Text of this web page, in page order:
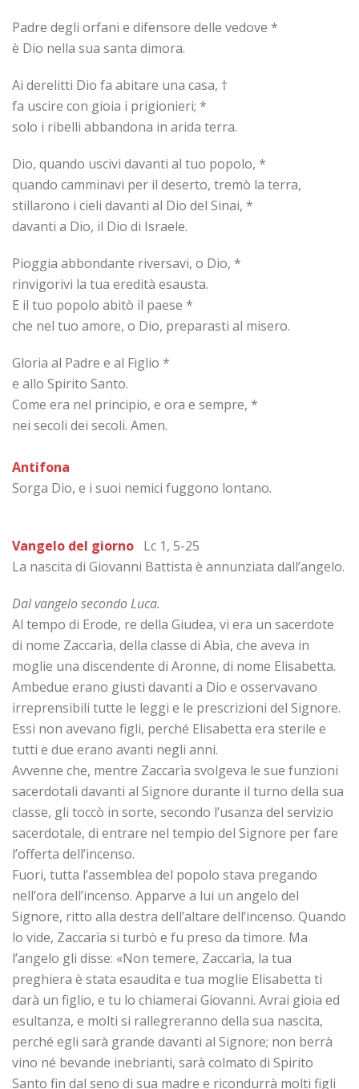
Padre degli orfani e difensore delle vedove *
è Dio nella sua santa dimora.
Ai derelitti Dio fa abitare una casa, †
fa uscire con gioia i prigionieri; *
solo i ribelli abbandona in arida terra.
Dio, quando uscivi davanti al tuo popolo, *
quando camminavi per il deserto, tremò la terra,
stillarono i cieli davanti al Dio del Sinai, *
davanti a Dio, il Dio di Israele.
Pioggia abbondante riversavi, o Dio, *
rinvigorivi la tua eredità esausta.
E il tuo popolo abitò il paese *
che nel tuo amore, o Dio, preparasti al misero.
Gloria al Padre e al Figlio *
e allo Spirito Santo.
Come era nel principio, e ora e sempre, *
nei secoli dei secoli. Amen.
Antifona
Sorga Dio, e i suoi nemici fuggono lontano.
Vangelo del giorno Lc 1, 5-25
La nascita di Giovanni Battista è annunziata dall’angelo.
Dal vangelo secondo Luca.
Al tempo di Erode, re della Giudea, vi era un sacerdote
di nome Zaccarìa, della classe di Abìa, che aveva in
moglie una discendente di Aronne, di nome Elisabetta.
Ambedue erano giusti davanti a Dio e osservavano
irreprensibili tutte le leggi e le prescrizioni del Signore.
Essi non avevano figli, perché Elisabetta era sterile e
tutti e due erano avanti negli anni.
Avvenne che, mentre Zaccarìa svolgeva le sue funzioni
sacerdotali davanti al Signore durante il turno della sua
classe, gli toccò in sorte, secondo l’usanza del servizio
sacerdotale, di entrare nel tempio del Signore per fare
l’offerta dell’incenso.
Fuori, tutta l’assemblea del popolo stava pregando
nell’ora dell’incenso. Apparve a lui un angelo del
Signore, ritto alla destra dell’altare dell’incenso. Quando
lo vide, Zaccarìa si turbò e fu preso da timore. Ma
l’angelo gli disse: «Non temere, Zaccarìa, la tua
preghiera è stata esaudita e tua moglie Elisabetta ti
darà un figlio, e tu lo chiamerai Giovanni. Avrai gioia ed
esultanza, e molti si rallegreranno della sua nascita,
perché egli sarà grande davanti al Signore; non berrà
vino né bevande inebrianti, sarà colmato di Spirito
Santo fin dal seno di sua madre e ricondurrà molti figli